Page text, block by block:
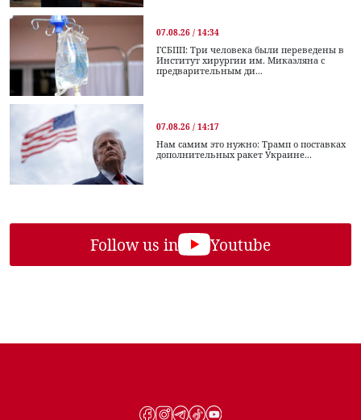
07.08.26 / 14:34
ГСБПП: Три человека были переведены в
Институт хирургии им. Микаэляна с
предварительным ди...
07.08.26 / 14:17
Нам самим это нужно: Трамп о поставках
дополнительных ракет Украине...
Follow us in Youtube